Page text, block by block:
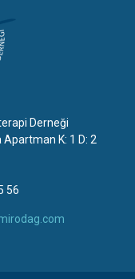
Derneği
Apartman K: 1 D: 2
56